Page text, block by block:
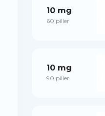
10 mg
60 piller
10 mg
90 piller